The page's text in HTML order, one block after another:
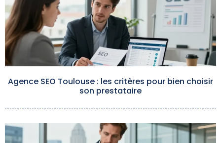
Agence SEO Toulouse : les critères pour bien choisir
son prestataire